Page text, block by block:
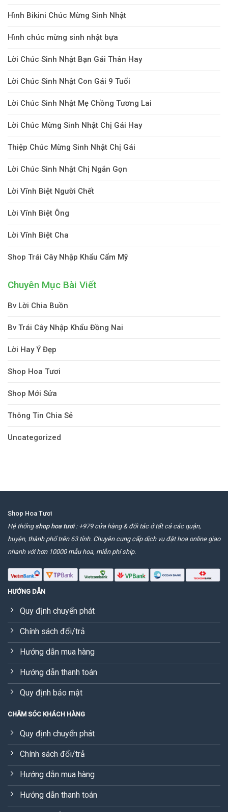
Hình Bikini Chúc Mừng Sinh Nhật
Hình chúc mừng sinh nhật bựa
Lời Chúc Sinh Nhật Bạn Gái Thân Hay
Lời Chúc Sinh Nhật Con Gái 9 Tuổi
Lời Chúc Sinh Nhật Mẹ Chồng Tương Lai
Lời Chúc Mừng Sinh Nhật Chị Gái Hay
Thiệp Chúc Mừng Sinh Nhật Chị Gái
Lời Chúc Sinh Nhật Chị Ngắn Gọn
Lời Vĩnh Biệt Người Chết
Lời Vĩnh Biệt Ông
Lời Vĩnh Biệt Cha
Shop Trái Cây Nhập Khẩu Cẩm Mỹ
Chuyên Mục Bài Viết
Bv Lời Chia Buồn
Bv Trái Cây Nhập Khẩu Đồng Nai
Lời Hay Ý Đẹp
Shop Hoa Tươi
Shop Mới Sửa
Thông Tin Chia Sẻ
Uncategorized
Shop Hoa Tươi
Hệ thống shop hoa tươi: +979 cửa hàng & đối tác ở tất cả các quận,
huyện, thành phố trên 63 tỉnh. Chuyên cung cấp dịch vụ đặt hoa online giao
nhanh với hơn 10000 mẫu hoa, miễn phí ship.
HƯỚNG DẪN
Quy định chuyển phát
Chính sách đổi/trả
Hướng dẫn mua hàng
Hướng dẫn thanh toán
Quy định bảo mật
CHĂM SÓC KHÁCH HÀNG
Quy định chuyển phát
Chính sách đổi/trả
Hướng dẫn mua hàng
Hướng dẫn thanh toán